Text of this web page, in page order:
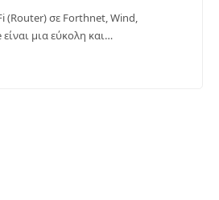
(Router) σε Forthnet, Wind,
μια εύκολη και…